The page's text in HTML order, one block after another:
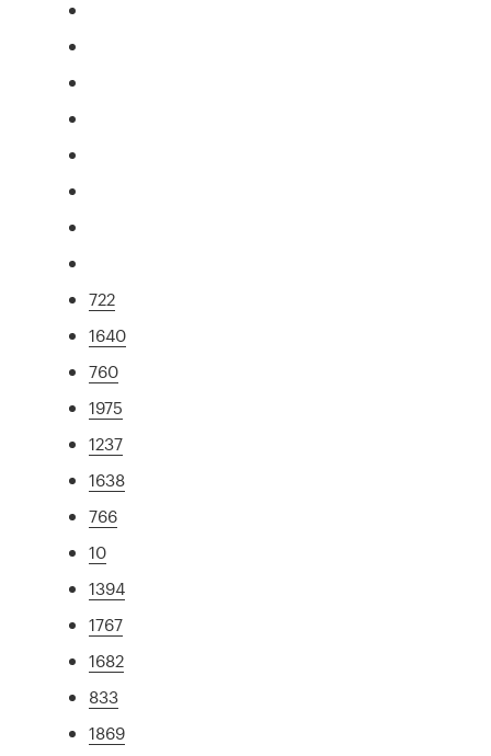
722
1640
760
1975
1237
1638
766
10
1394
1767
1682
833
1869